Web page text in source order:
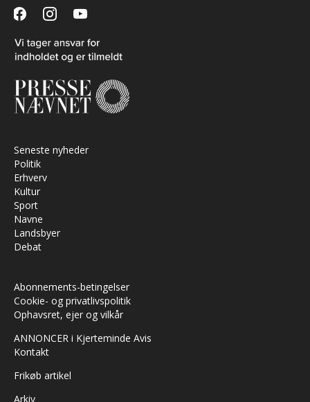
facebookinstagramyoutube
Seneste nyheder
Politik
Erhverv
Kultur
Sport
Navne
Landsbyer
Debat
Abonnements-betingelser
Cookie- og privatlivspolitik
Ophavsret, ejer og vilkår
ANNONCER i Kjerteminde Avis
Kontakt
Frikøb artikel
Arkiv